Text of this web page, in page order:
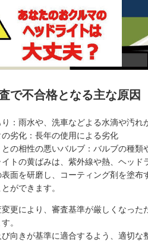
で不合格となる主な原因
：雨水や、洗車などよる水滴や汚れ
劣化：長年の使用による劣化
の相性の悪いバルブ：バルブの種類
トの黄ばみは、紫外線や熱、ヘッド
面を研磨し、コーティング剤を塗
ができます。
更により、審査基準が厳しくなっ
。
向きが基準に適合するよう、適切な